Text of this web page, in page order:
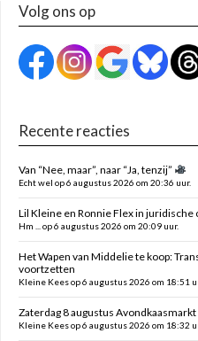
Volg ons op
Recente reacties
Van “Nee, maar”, naar “Ja, tenzij”
Echt wel op 6 augustus 2026 om 20:36 uur.
Lil Kleine en Ronnie Flex in
Hm ... op 6 augustus 2026 om 20:09 uur.
Het Wapen van Middelie te koop:
voortzetten
Kleine Kees op 6 augustus 2026 om 18:51
Zaterdag 8 augustus Avondkaasmarkt
Kleine Kees op 6 augustus 2026 om 18:32